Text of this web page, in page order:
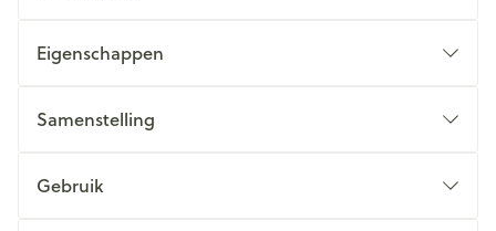
Eigenschappen
Samenstelling
Gebruik